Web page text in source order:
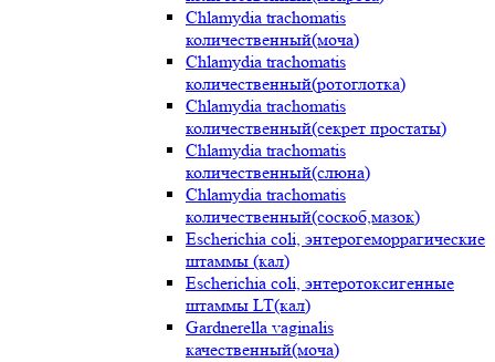
Chlamydia trachomatis
количественный(моча)
Chlamydia trachomatis
количественный(ротоглотка)
Chlamydia trachomatis
количественный(секрет простаты)
Chlamydia trachomatis
количественный(слюна)
Chlamydia trachomatis
количественный(соскоб,мазок)
Escherichia coli, энтерогеморрагические
штаммы (кал)
Escherichia coli, энтеротоксигенные
штаммы LT(кал)
Gardnerella vaginalis
качественный(моча)